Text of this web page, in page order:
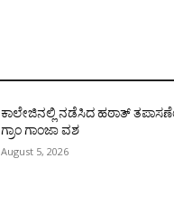
ಕಾಲೇಜಿನಲ್ಲಿ ನಡೆಸಿದ ಹಠಾತ್
ಗ್ರಾಂ ಗಾಂಜಾ ವಶ
August 5, 2026